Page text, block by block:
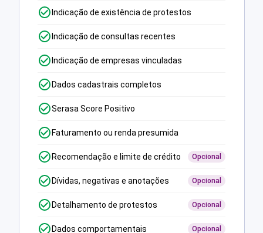
Indicação de existência de protestos
Indicação de consultas recentes
Indicação de empresas vinculadas
Dados cadastrais completos
Serasa Score Positivo
Faturamento ou renda presumida
Recomendação e limite de crédito Opcional
Dívidas, negativas e anotações Opcional
Detalhamento de protestos Opcional
Dados comportamentais Opcional